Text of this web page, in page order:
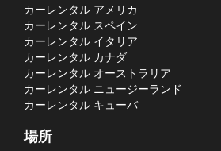
カーレンタル アメリカ
カーレンタル スペイン
カーレンタル イタリア
カーレンタル カナダ
カーレンタル オーストラリア
カーレンタル ニュージーランド
カーレンタル キューバ
場所